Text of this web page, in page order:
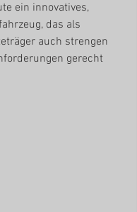
ein innovatives,
das als
auch strengen
gerecht